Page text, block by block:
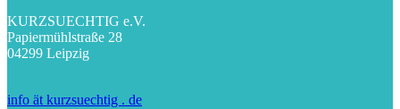
KURZSUECHTIG e.V.
Papiermühlstraße 28
04299 Leipzig
info ät kurzsuechtig . de